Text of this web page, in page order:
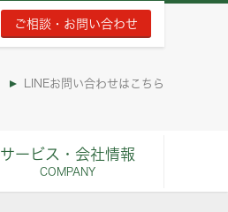
ご相談・お問い合わせ
LINEお問い合わせはこちら
サービス・会社情報
COMPANY